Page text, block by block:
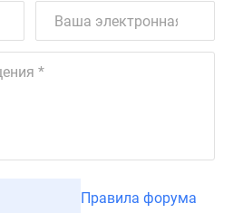
Правила форума